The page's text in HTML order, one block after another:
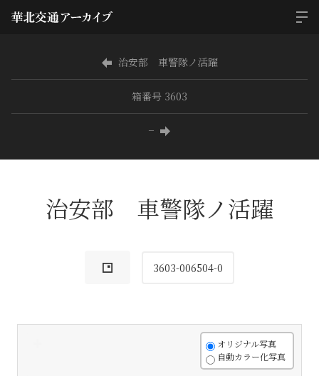
治安部 車警隊ノ活躍
箱番号 3603
−
治安部 車警隊ノ活躍
3603-006504-0
オリジナル写真
自動カラー化写真